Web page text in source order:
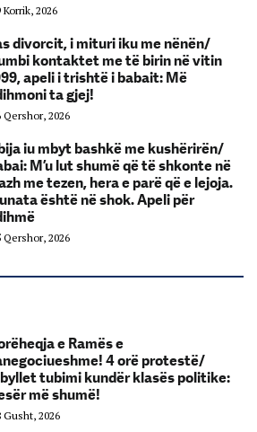
Korrik, 2026
divorcit, i mituri iku me nënën/
kontaktet me të birin në vitin
apeli i trishtë i babait: Më
ta gjej!
Qershor, 2026
iu mbyt bashkë me kushërirën/
M’u lut shumë që të shkonte në
me tezen, hera e parë që e lejoja.
është në shok. Apeli për
Qershor, 2026
e Ramës e
4 orë protestë/
tubimi kundër klasës politike:
më shumë!
Gusht, 2026